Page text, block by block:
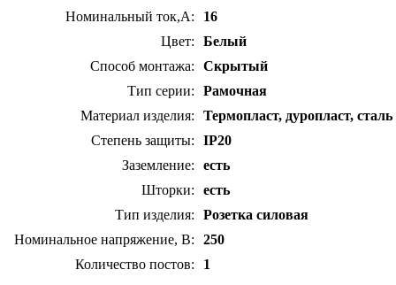
Номинальный ток,А:
16
Цвет:
Белый
Способ монтажа:
Скрытый
Тип серии:
Рамочная
Материал изделия:
Термопласт, дуропласт, сталь
Степень защиты:
IP20
Заземление:
есть
Шторки:
есть
Тип изделия:
Розетка силовая
Номинальное напряжение, В:
250
Количество постов:
1